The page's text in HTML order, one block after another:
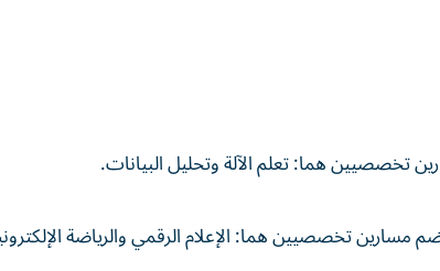
تخصصيين هما: تعلم الآلة وتحليل البيانات.
مسارين تخصصيين هما: الإعلام الرقمي والرياضة